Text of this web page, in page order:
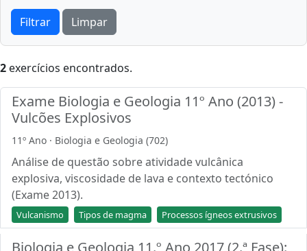
Filtrar Limpar
2 exercícios encontrados.
Exame Biologia e Geologia 11º Ano (2013) -
Vulcões Explosivos
11º Ano · Biologia e Geologia (702)
Análise de questão sobre atividade vulcânica
explosiva, viscosidade de lava e contexto tectónico
(Exame 2013).
Vulcanismo Tipos de magma Processos ígneos extrusivos
Biologia e Geologia 11.º Ano 2017 (2.ª Fase):